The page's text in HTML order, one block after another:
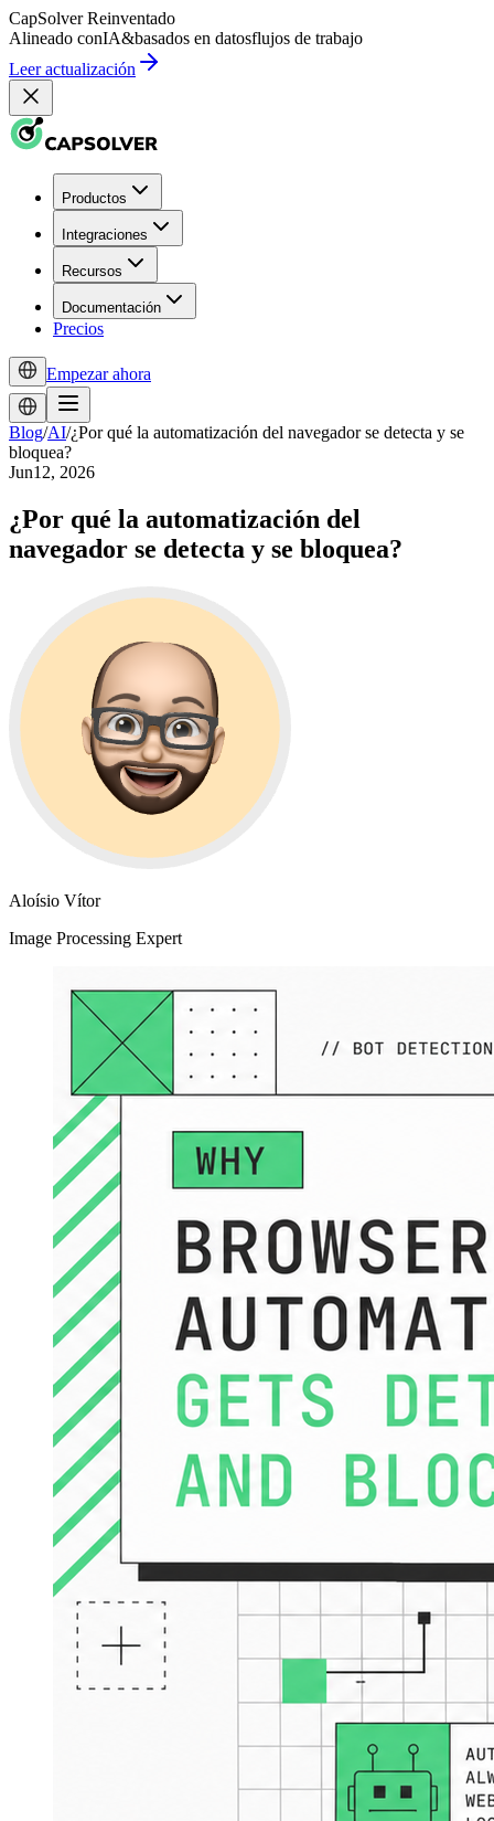
CapSolver Reinventado
Alineado conIA&basados en datosflujos de trabajo
Leer actualización
Productos
Integraciones
Recursos
Documentación
Precios
Empezar ahora
Blog/AI/¿Por qué la automatización del navegador se detecta y se
bloquea?
Jun12, 2026
¿Por qué la automatización del
navegador se detecta y se bloquea?
Aloísio Vítor
Image Processing Expert